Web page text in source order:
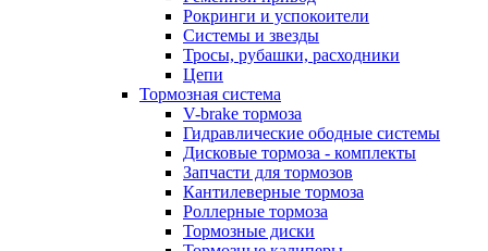
Рокринги и успокоители
Системы и звезды
Тросы, рубашки, расходники
Цепи
Тормозная система
V-brake тормоза
Гидравлические ободные системы
Дисковые тормоза - комплекты
Запчасти для тормозов
Кантилеверные тормоза
Роллерные тормоза
Тормозные диски